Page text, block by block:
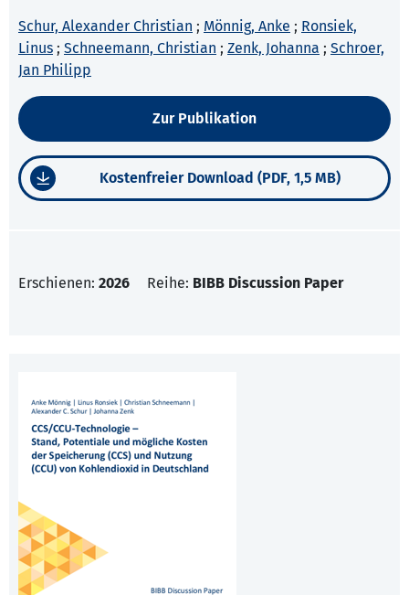
Schur, Alexander Christian ; Mönnig, Anke ; Ronsiek,
Linus ; Schneemann, Christian ; Zenk, Johanna ; Schroer,
Jan Philipp
Zur Publikation
Kostenfreier Download (PDF, 1,5 MB)
Erschienen: 2026 Reihe: BIBB Discussion Paper